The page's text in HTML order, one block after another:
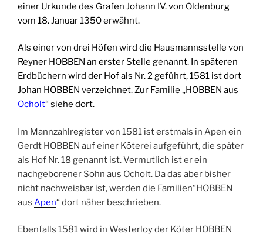
einer Urkunde des Grafen Johann IV. von Oldenburg
vom 18. Januar 1350 erwähnt.
Als einer von drei Höfen wird die Hausmannsstelle von
Reyner HOBBEN an erster Stelle genannt. In späteren
Erdbüchern wird der Hof als Nr. 2 geführt, 1581 ist dort
Johan HOBBEN verzeichnet. Zur Familie „HOBBEN aus
Ocholt“ siehe dort.
Im Mannzahlregister von 1581 ist erstmals in Apen ein
Gerdt HOBBEN auf einer Köterei aufgeführt, die später
als Hof Nr. 18 genannt ist. Vermutlich ist er ein
nachgeborener Sohn aus Ocholt. Da das aber bisher
nicht nachweisbar ist, werden die Familien“HOBBEN
aus Apen“ dort näher beschrieben.
Ebenfalls 1581 wird in Westerloy der Köter HOBBEN